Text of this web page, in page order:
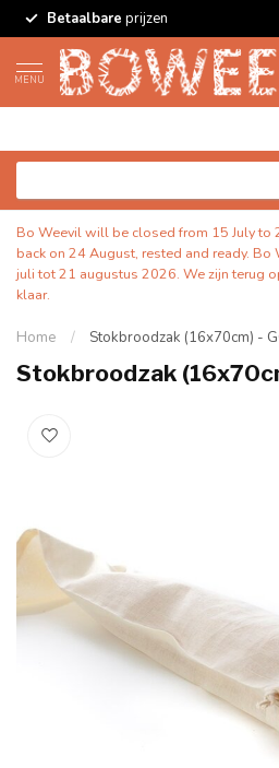
Betaalbare prijzen
MENU
Bo Weevil will be closed from 15 July
back on 24 August, rested and ready.
juli tot 21 augustus 2026. We zijn terug
klaar.
Home / Stokbroodzak (16x70cm) -
Stokbroodzak